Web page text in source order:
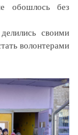
обошлось без
своими
волонтерами